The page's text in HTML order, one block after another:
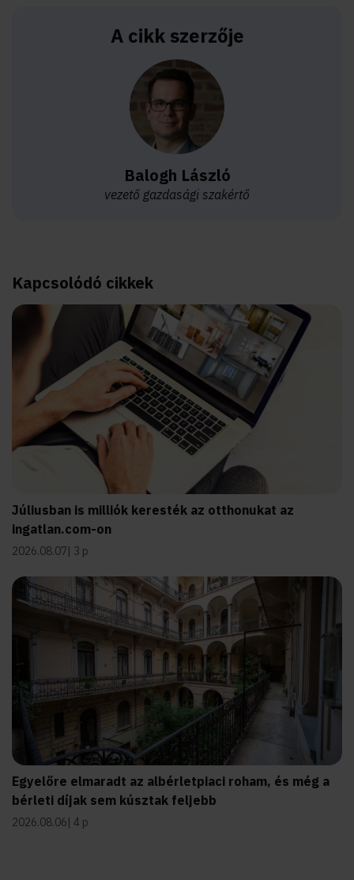
A cikk szerzője
Balogh László
vezető gazdasági szakértő
Kapcsolódó cikkek
Júliusban is milliók keresték az otthonukat az
ingatlan.com-on
2026.08.07 3 p
Egyelőre elmaradt az albérletpiaci roham, és még a
bérleti díjak sem kúsztak feljebb
2026.08.06 4 p